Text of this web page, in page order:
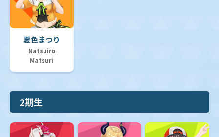
夏色まつり
Natsuiro
Matsuri
2期生